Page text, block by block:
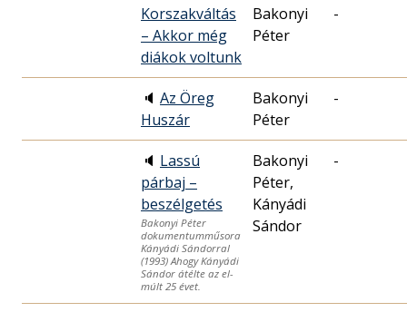
Korszakváltás
– Akkor még
diákok voltunk
Bakonyi
Péter
-
🔈 Az Öreg
Huszár
Bakonyi
Péter
-
🔈 Lassú
párbaj –
beszélgetés
Bakonyi Péter
dokumentumműsora
Kányádi Sándorral
(1993) Ahogy Kányádi
Sándor átélte az el­
múlt 25 évet.
Bakonyi
Péter,
Kányádi
Sándor
-